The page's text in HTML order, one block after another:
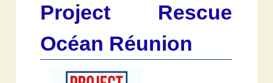
Project Rescue
Océan Réunion